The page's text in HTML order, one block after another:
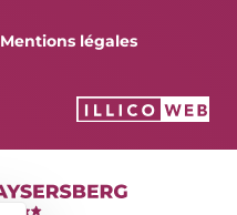
Mentions légales